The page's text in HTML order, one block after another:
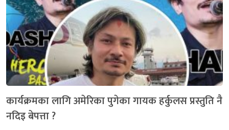
कार्यक्रमका लागि अमेरिका पुगेका गायक हर्कुलस प्रस्तुति नै
नदिइ बेपत्ता ?